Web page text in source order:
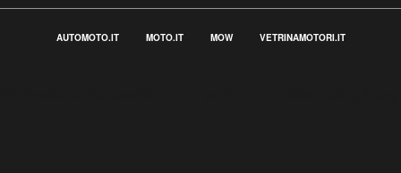
AUTOMOTO.IT MOTO.IT MOW VETRINAMOTORI.IT